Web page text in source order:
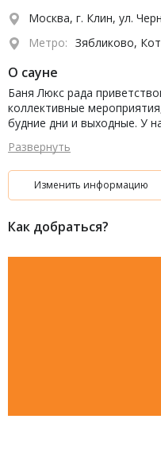
Москва, г. Клин, ул.
Метро: Зябликово,
О сауне
Баня Люкс рада
коллективные
будние дни и выходные. У
каждый день улучшаем
Надеемся видеть вас в
Развернуть
Изменить информацию
Как добраться?